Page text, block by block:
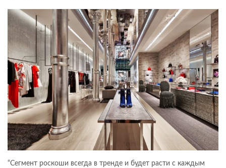
“Сегмент роскоши всегда в тренде и будет расти с каждым